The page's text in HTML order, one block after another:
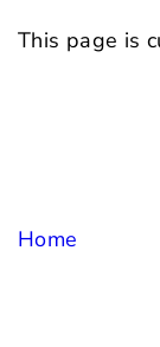
This page is
Home